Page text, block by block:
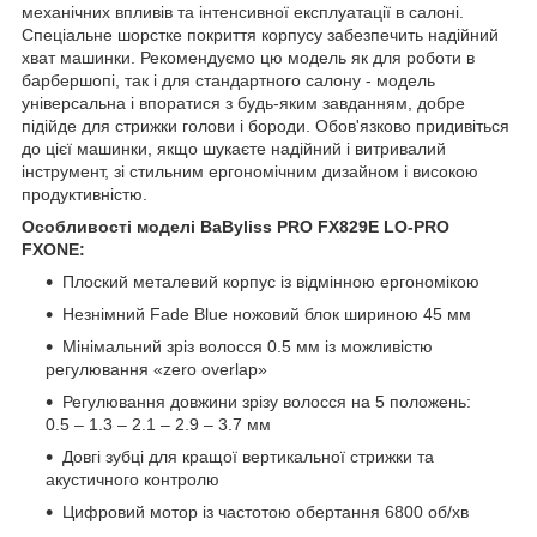
механічних впливів та інтенсивної експлуатації в салоні.
Спеціальне шорстке покриття корпусу забезпечить надійний
хват машинки. Рекомендуємо цю модель як для роботи в
барбершопі, так і для стандартного салону - модель
універсальна і впоратися з будь-яким завданням, добре
підійде для стрижки голови і бороди. Обов'язково придивіться
до цієї машинки, якщо шукаєте надійний і витривалий
інструмент, зі стильним ергономічним дизайном і високою
продуктивністю.
Особливості моделі BaByliss PRO FX829E LO-PRO
FXONE:
Плоский металевий корпус із відмінною ергономікою
Незнімний Fade Blue ножовий блок шириною 45 мм
Мінімальний зріз волосся 0.5 мм із можливістю
регулювання «zero overlap»
Регулювання довжини зрізу волосся на 5 положень:
0.5 – 1.3 – 2.1 – 2.9 – 3.7 мм
Довгі зубці для кращої вертикальної стрижки та
акустичного контролю
Цифровий мотор із частотою обертання 6800 об/хв